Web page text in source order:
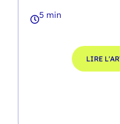
5 min
LIRE